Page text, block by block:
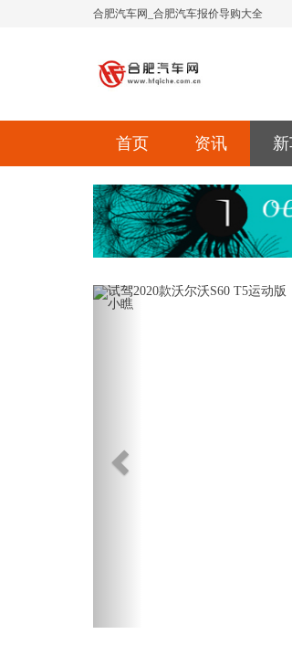
合肥汽车网_合肥汽车报价导购大全
首页 资讯
Previous